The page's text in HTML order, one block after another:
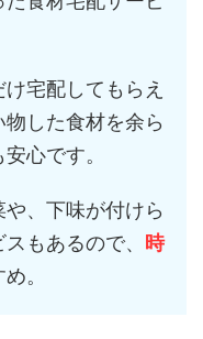
宅配してもらえ
した食材を余ら
心です。
、下味が付けら
もあるので、
時
。